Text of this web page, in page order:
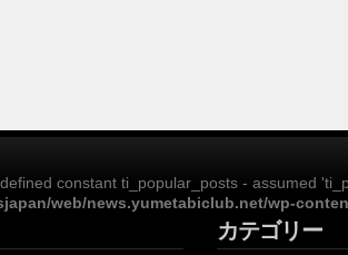
constant ti_popular_posts - assumed
web/news.yumetabiclub.net/wp-
カテゴリー